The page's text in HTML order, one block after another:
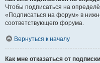
Чтобы подписаться на
«Подписаться на форум» в
соответствующего форума.
Вернуться к началу
Как мне отказаться от